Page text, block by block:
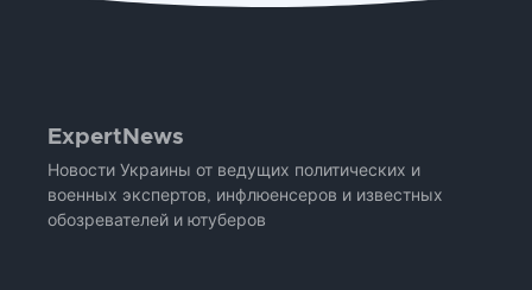
ExpertNews
Новости Украины от ведущих политических и
военных экспертов, инфлюенсеров и известных
обозревателей и ютуберов